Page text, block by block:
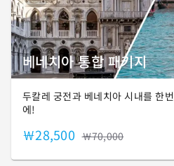
베네치아 통합 패키지
두칼레 궁전과 베네치아 시내를 한번
에!
￦28,500 ￦70,000